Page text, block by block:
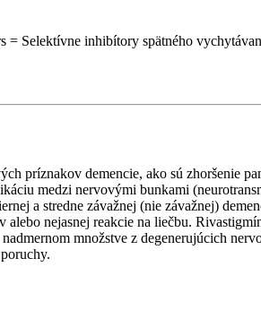
= Selektívne inhibítory spätného
príznakov demencie, ako sú zhoršenie
medzi nervovými bunkami
a stredne závažnej (nie závažnej)
nejasnej reakcie na liečbu.
množstve z degenerujúcich